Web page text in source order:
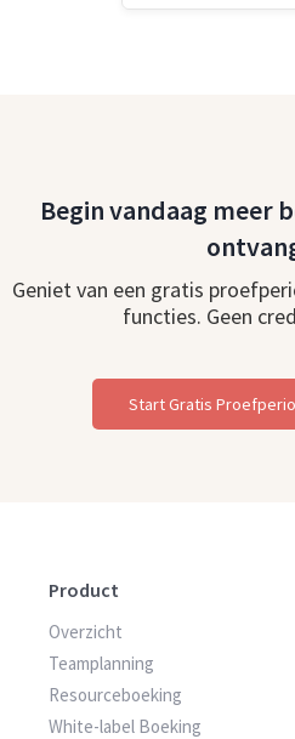
Begin vandaag meer
Geniet van een gratis
functies. Geen
Start Gratis
Product
Overzicht
Teamplanning
Resourceboeking
White-label Boeking